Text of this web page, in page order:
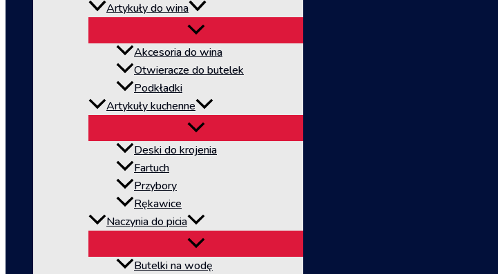
Artykuły do wina
Akcesoria do wina
Otwieracze do butelek
Podkładki
Artykuły kuchenne
Deski do krojenia
Fartuch
Przybory
Rękawice
Naczynia do picia
Butelki na wodę